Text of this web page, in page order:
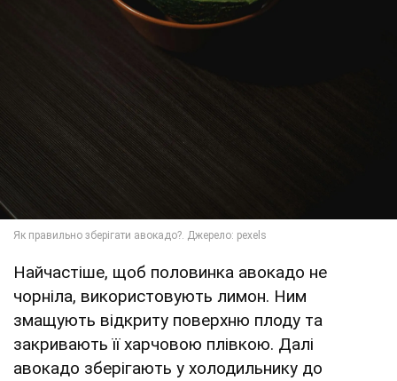
Найчастіше, щоб половинка авокадо не
чорніла, використовують лимон. Ним
змащують відкриту поверхню плоду та
закривають її харчовою плівкою. Далі
авокадо зберігають у холодильнику до